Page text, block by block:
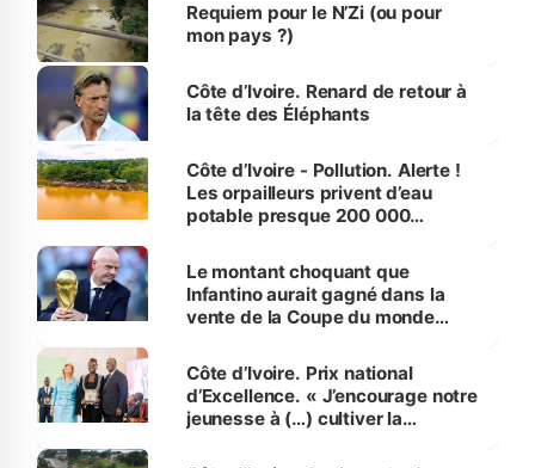
Requiem pour le N’Zi (ou pour
mon pays ?)
Côte d’Ivoire. Renard de retour à
la tête des Éléphants
Côte d’Ivoire - Pollution. Alerte !
Les orpailleurs privent d’eau
potable presque 200 000
Le montant choquant que
Infantino aurait gagné dans la
vente de la Coupe du monde
Côte d’Ivoire. Prix national
d’Excellence. « J’encourage notre
jeunesse à (…) cultiver la